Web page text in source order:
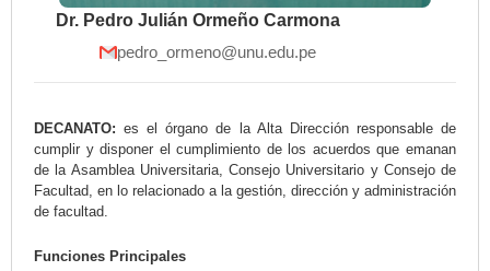
Dr. Pedro Julián Ormeño Carmona
pedro_ormeno@unu.edu.pe
DECANATO: es el órgano de la Alta Dirección responsable de
cumplir y disponer el cumplimiento de los acuerdos que emanan
de la Asamblea Universitaria, Consejo Universitario y Consejo de
Facultad, en lo relacionado a la gestión, dirección y administración
de facultad.
Funciones Principales